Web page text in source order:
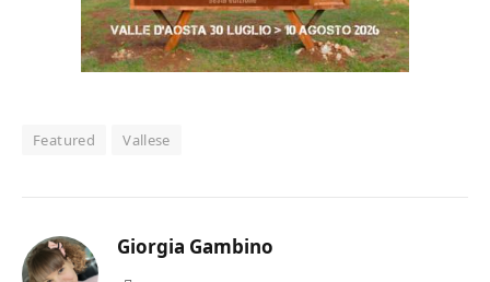
Featured Vallese
Giorgia Gambino